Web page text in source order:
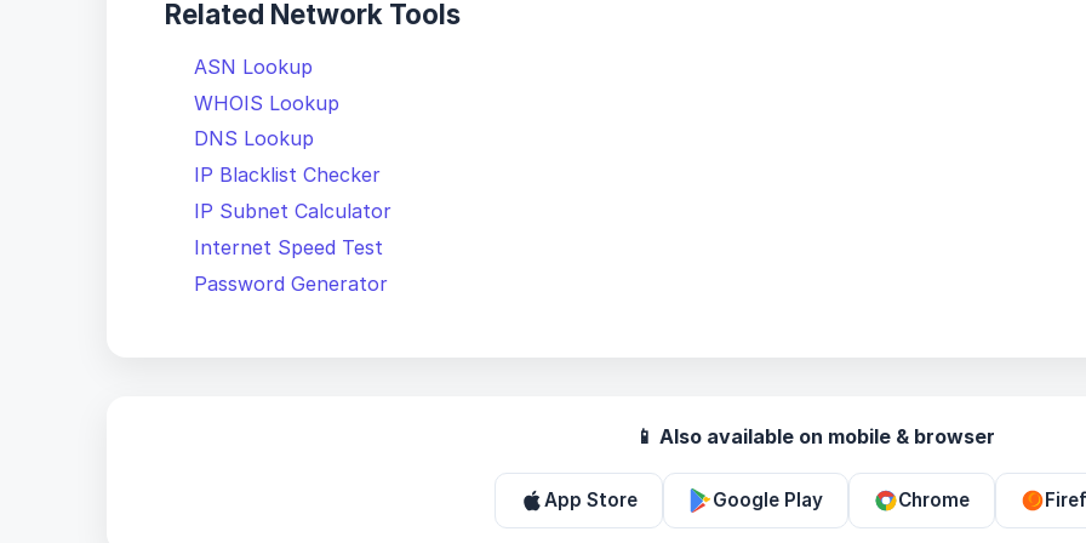
Related Network Tools
ASN Lookup
WHOIS Lookup
DNS Lookup
IP Blacklist Checker
IP Subnet Calculator
Internet Speed Test
Password Generator
📱 Also available on mobile & browser
App Store Google Play Chrome